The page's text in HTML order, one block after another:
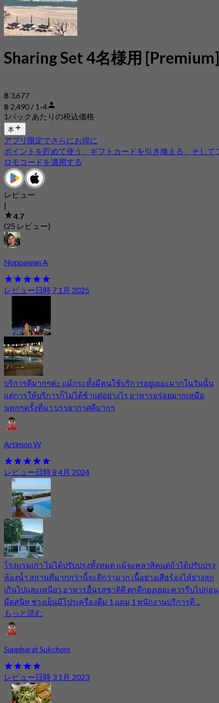
Sharing Set 4名様用 [Premium]
฿ 3,677
฿ 2,490 / 1-4
1パックあたりの税込価格
本
アプリ限定でさらにお得に
ポイントを貯めて使う、ギフトカードを引き換える、そして
ロモコードを適用する
レビュー
|
4.7
(25 レビュー)
Noppawan A
レビュー日時 7 1月 2025
บริการดีมากๆค่ะ แม้กระทั้งมีคนใช้บริการอยู่เยอะมากในวันนั้น
แต่การให้บริการก็ไม่ได้ช้าแต่อย่างไร อาหารอร่อยมากเหมือ
นทุกๆครั้งที่มา บรรยากาศดีมากๆ
Artimon W
レビュー日時 8 4月 2024
โรงแรมเก่า ไม่ได้ปรับปรุงทั้งหมด แม้จะคลาสิคแต่ถ้าได้ปรับปรุง
ห้องน้ำ สถานที่มากกว่านี้จะดีกว่ามาก เนื้อย่างเสือร้องไห้ย่างสุก
เกินไปและเหนียว อาหารอื่นรสชาติดี ตกดึกยุงเยอะควรรีบไปก่อน
มืดสนิท ช่วงเย็นมีโปรเครื่องดื่ม 1 แถม 1 พนักงานบริการดี ...
もっと読む
Suppharat Sukchom
レビュー日時 3 1月 2023